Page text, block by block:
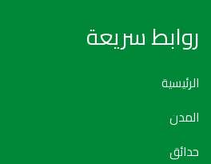
روابط سريعة
الرئيسية
المدن
حدائق